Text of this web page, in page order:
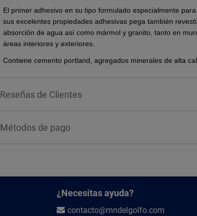
El primer adhesivo en su tipo formulado especialmente
sus excelentes propiedades adhesivas pega también
absorción de agua así como mármol y granito, tanto en
áreas interiores y exteriores.
Contiene cemento portland, agregados minerales de alta
características de la norma ANSI- A 118.4.
Esun adhesivo en polvo.
agua, en muros y pisos de tráfico intenso, en interior o
Especial para pegar pisos porcelanatos.
Beneficios:
El primer adhesivo especial para instalar pisos
Pega revestimientos de alta, media y baja absorción
Reseñas de Clientes
Métodos de pago
¿Necesitas ayuda?
contacto@mndelgolfo.com